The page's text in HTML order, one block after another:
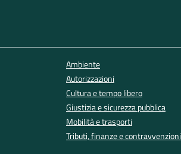
Ambiente
Autorizzazioni
Cultura e tempo libero
Giustizia e sicurezza pubblica
Mobilità e trasporti
Tributi, finanze e contravvenzioni